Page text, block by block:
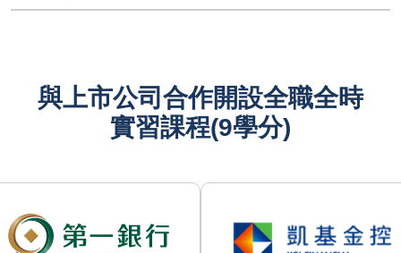
與上市公司合作開設全職全時
實習課程(9學分)